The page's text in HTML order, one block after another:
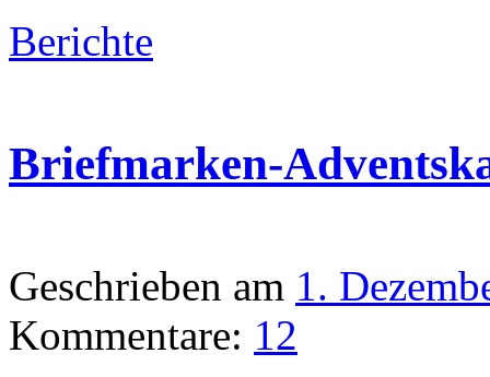
Berichte
Briefmarken-
Geschrieben am 1.
Kommentare: 12